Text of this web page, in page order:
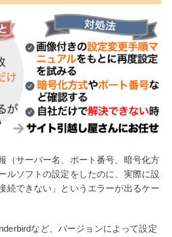
（サーバー名、ポート番号、暗号化方
ルソフトの設定をしたのに、実際に設
続できない」というエラーが出るケー
など、バージョンによって設定